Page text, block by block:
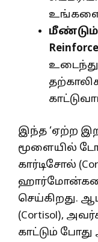
மீண்டும்
இந்த ‘ஏற்ற
மூளையில்
கார்டிசோல்
செய்கிறது.
(Cortisol),
காட்டும் போது